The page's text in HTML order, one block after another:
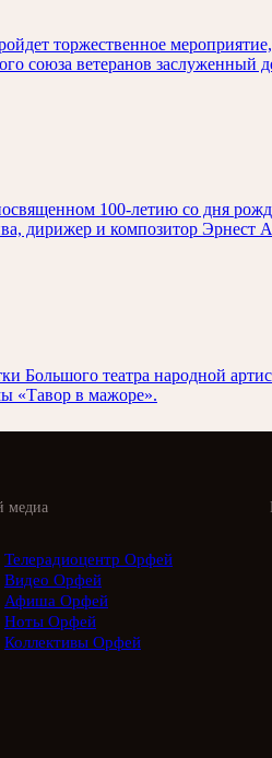
торжественное
союза ветеранов
100-летию со дня
дирижер и композитор Эрнест
Большого театра народной
«Тавор в мажоре».
медиа
Телерадиоцентр Орфей
Видео Орфей
Афиша Орфей
Ноты Орфей
Коллективы Орфей